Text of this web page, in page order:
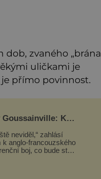
dob, zvaného „brána
uličkami je
přímo povinnost.
Kde
neviděl,“ zahlásí
anglo-francouzského
boj, co bude stát